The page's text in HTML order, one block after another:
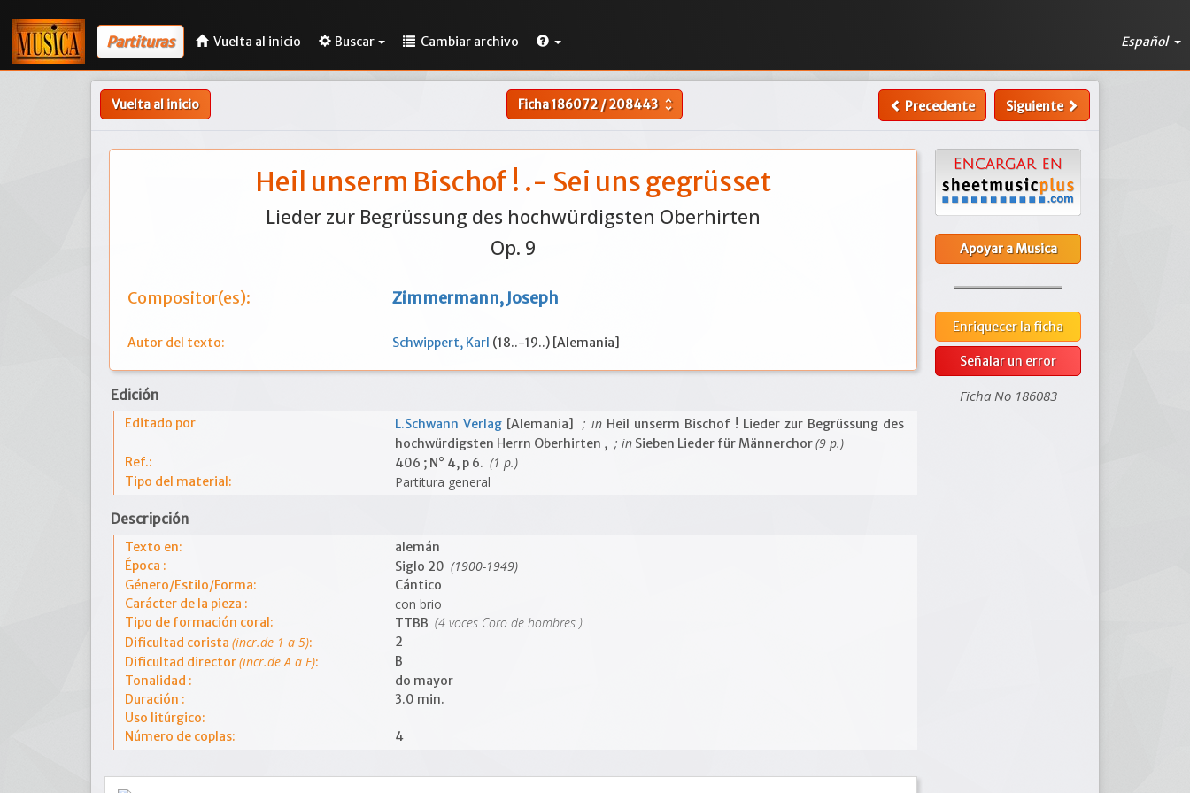
Partituras Vuelta al inicio Buscar Cambiar archivo Español
Vuelta al inicio Ficha186072/208443 unfold_more Precedente Siguiente
Heil unserm Bischof ! .- Sei uns gegrüsset
Lieder zur Begrüssung des hochwürdigsten Oberhirten
Op. 9
Compositor(es): Zimmermann, Joseph
Autor del texto: Schwippert, Karl (18..-19..) [Alemania]
Edición
Editado por L.Schwann Verlag [Alemania] ; in Heil unserm Bischof ! Lieder zur Begrüssung des
hochwürdigsten Herrn Oberhirten , ; in Sieben Lieder für Männerchor(9 p.)
Ref.: 406 ; N° 4, p 6. (1 p.)
Tipo del material: Partitura general
Descripción
Texto en:
alemán
Época :
Siglo 20 (1900-1949)
Género/Estilo/Forma:
Cántico
Carácter de la pieza :
con brio
Tipo de formación coral: TTBB (4 voces Coro de hombres )
Dificultad corista (incr.de 1 a 5):
2
Dificultad director(incr.de A a E):
B
Tonalidad :
do mayor
Duración :
3.0 min.
Uso litúrgico:
Número de coplas:
4
Apoyar a Musica
Enriquecer la ficha
Señalar un error
Ficha No 186083